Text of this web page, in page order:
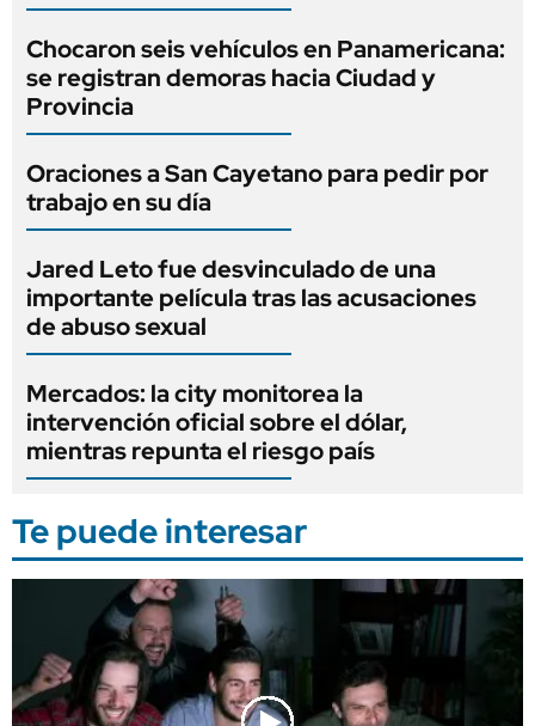
Chocaron seis vehículos en Panamericana:
se registran demoras hacia Ciudad y
Provincia
Oraciones a San Cayetano para pedir por
trabajo en su día
Jared Leto fue desvinculado de una
importante película tras las acusaciones
de abuso sexual
Mercados: la city monitorea la
intervención oficial sobre el dólar,
mientras repunta el riesgo país
Te puede interesar